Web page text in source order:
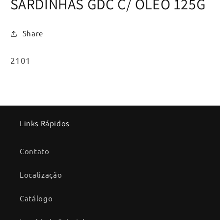
janela
modal
Share
SKU:
2101
Links Rápidos
Contato
Localização
Catálogo